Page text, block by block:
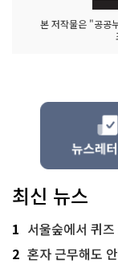
본 저작물은 "공공
최신 뉴스
1 서울숲에서 퀴
2 혼자 근무해도